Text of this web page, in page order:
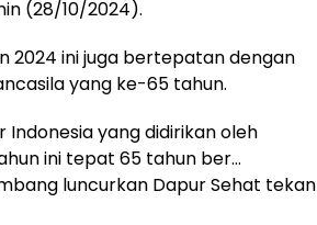
(28/10/2024).
2024 ini juga bertepatan dengan
yang ke-65 tahun.
yang didirikan oleh
ini tepat 65 tahun ber…
luncurkan Dapur Sehat tekan